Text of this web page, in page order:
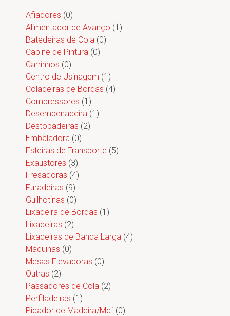
Afiadores (0)
Alimentador de Avanço (1)
Batedeiras de Cola (0)
Cabine de Pintura (0)
Carrinhos (0)
Centro de Usinagem (1)
Coladeiras de Bordas (4)
Compressores (1)
Desempenadeira (1)
Destopadeiras (2)
Embaladora (0)
Esteiras de Transporte (5)
Exaustores (3)
Fresadoras (4)
Furadeiras (9)
Guilhotinas (0)
Lixadeira de Bordas (1)
Lixadeiras (2)
Lixadeiras de Banda Larga (4)
Máquinas (0)
Mesas Elevadoras (0)
Outras (2)
Passadores de Cola (2)
Perfiladeiras (1)
Picador de Madeira/Mdf (0)